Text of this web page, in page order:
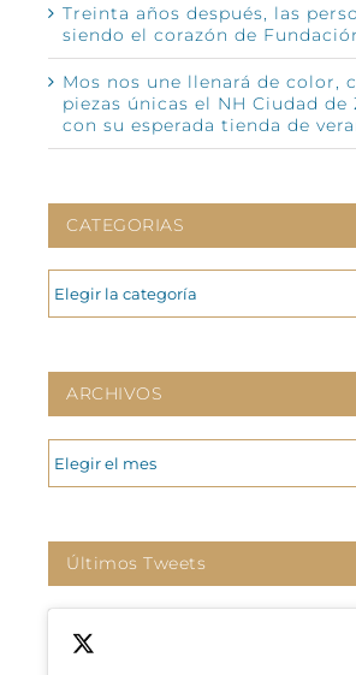
Treinta años después, las
siendo el corazón de
Mos nos une llenará de color,
piezas únicas el NH Ciudad de
con su esperada tienda de
CATEGORIAS
CATEGORIAS
ARCHIVOS
ARCHIVOS
Últimos Tweets